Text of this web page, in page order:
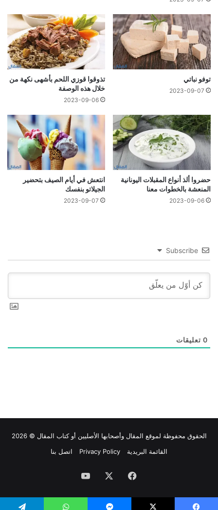
توفو نباتي
2023-09-07
تذوقوا قوزي اللحم بأشهى نكهة من
خلال هذه الوصفة
2023-09-06
حضروا ألذ أنواع المقبلات اليونانية
المنعشة بالخطوات معنا
2023-09-06
انتعش في أيام الصيف بتحضير
الجيلاتو بنفسك
2023-09-07
Subscribe
0 تعليقات
الحقوق محفوظة لموقع المقال وأصحابها الأصليين أو كتاب المقال © 2026
القائمة البريدية
Privacy Policy اتصل بنا
فيسبوك ‫YouTube